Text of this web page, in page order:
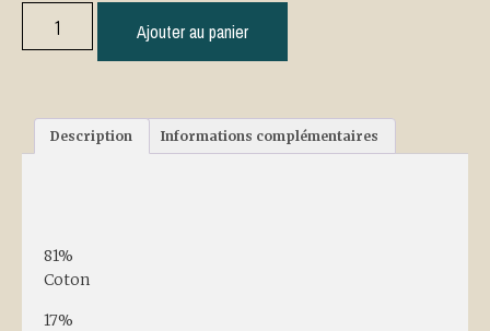
Ajouter au panier
Description Informations complémentaires
81%
Coton
17%